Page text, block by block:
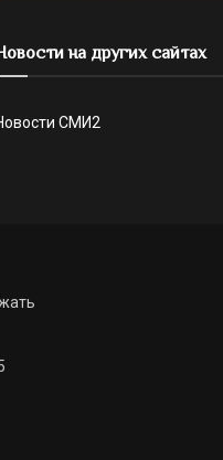
на других сайтах
СМИ2